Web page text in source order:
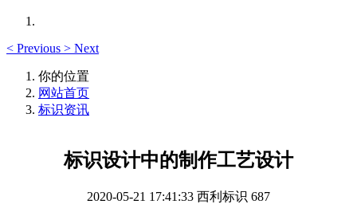
< Previous > Next
你的位置
网站首页
标识资讯
标识设计中的制作工艺设计
2020-05-21 17:41:33 西利标识 687